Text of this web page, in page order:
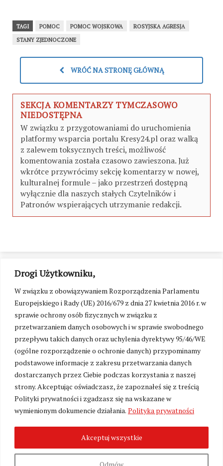
Drogi Użytkowniku,
W związku z obowiązywaniem Rozporządzenia Parlamentu
Europejskiego i Rady (UE) 2016/679 z dnia 27 kwietnia 2016 r. w
sprawie ochrony osób fizycznych w związku z
przetwarzaniem danych osobowych i w sprawie swobodnego
przepływu takich danych oraz uchylenia dyrektywy 95/46/WE
(ogólne rozporządzenie o ochronie danych) przypominamy
podstawowe informacje z zakresu przetwarzania danych
dostarczanych przez Ciebie podczas korzystania z naszej
strony. Akceptując oświadczasz, że zapoznałeś się z treścią
Polityki prywatności i zgadzasz się na wskazane w
wymienionym dokumencie działania. Polityka prywatności
Odmów
Akceptuj wszystkie
TAGI POMOC POMOC WOJSKOWA
ROSYJSKA AGRESJA
STANY ZJEDNOCZONE
WRÓĆ NA STRONĘ GŁÓWNĄ
SEKCJA KOMENTARZY TYMCZASOWO
NIEDOSTĘPNA
W związku z przygotowaniami do uruchomienia
platformy wsparcia portalu Kresy24.pl oraz walką
z zalewem toksycznych treści, możliwość
komentowania została czasowo zawieszona. Już
wkrótce przywrócimy sekcję komentarzy w nowej,
kulturalnej formule – jako przestrzeń dostępną
wyłącznie dla naszych stałych Czytelników i
Patronów wspierających utrzymanie redakcji.
Zmień ustawienia cookies
2026. Wszelkie Prawa Zastrzeżone.
Polityka prywatności
Fundacja Wolność i Demokracja